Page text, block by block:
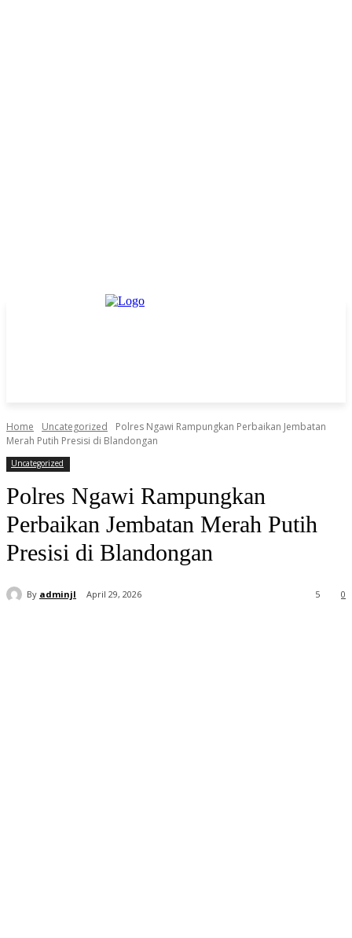
Home Uncategorized
Polres Ngawi Rampungkan Perbaikan Jembatan
Merah Putih Presisi di Blandongan
Uncategorized
Polres Ngawi Rampungkan
Perbaikan Jembatan Merah Putih
Presisi di Blandongan
By adminjl April 29, 2026 0
5